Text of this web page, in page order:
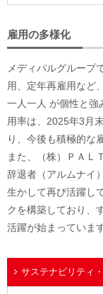
雇用の多様化
メディパルグループ
用、定年再雇用など
一人一人 が個性と強
用率は、2025年3月
り、今後も積極的な
また、（株）ＰＡＬ
辞退者（アルムナイ
生かして再び活躍し
クを構築しており、
活躍が始まっています
サステナビリティ